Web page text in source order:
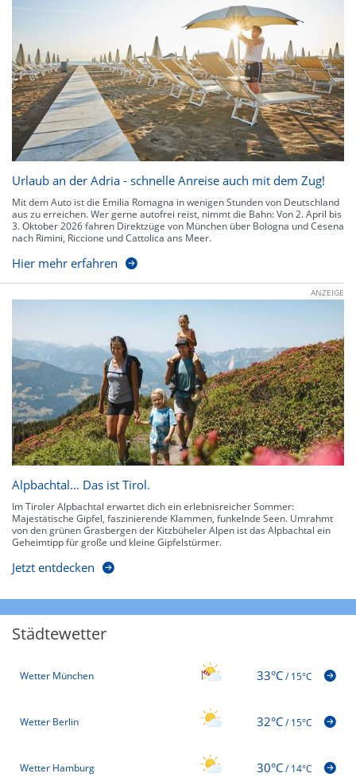
Urlaub an der Adria - schnelle Anreise auch mit dem Zug!
Mit dem Auto ist die Emilia Romagna in wenigen Stunden von Deutschland
aus zu erreichen. Wer gerne autofrei reist, nimmt die Bahn: Von 2. April bis
3. Oktober 2026 fahren Direktzüge von München über Bologna und Cesena
nach Rimini, Riccione und Cattolica ans Meer.
Hier mehr erfahren
ANZEIGE
Alpbachtal… Das ist Tirol.
Im Tiroler Alpbachtal erwartet dich ein erlebnisreicher Sommer:
Majestätische Gipfel, faszinierende Klammen, funkelnde Seen. Umrahmt
von den grünen Grasbergen der Kitzbüheler Alpen ist das Alpbachtal ein
Geheimtipp für große und kleine Gipfelstürmer.
Jetzt entdecken
Städtewetter
Wetter München 33°C/15°C
Wetter Berlin 32°C/15°C
Wetter Hamburg 30°C/14°C